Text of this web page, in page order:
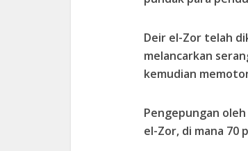
Deir el-Zor telah
melancarkan
kemudian
Pengepungan
el-Zor, di mana 70